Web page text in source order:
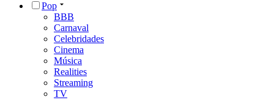
Pop
BBB
Carnaval
Celebridades
Cinema
Música
Realities
Streaming
TV